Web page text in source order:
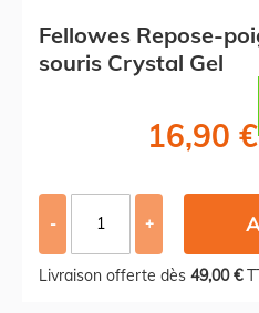
Fellowes Repose-
souris Crystal Gel
16,90 €
- +
Livraison offerte dès 49,00 €